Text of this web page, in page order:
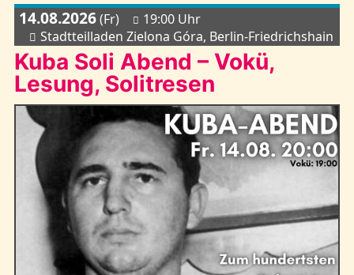
14.08.2026(Fr)
19:00 Uhr
Stadtteilladen Zielona Góra, Berlin-Friedrichshain
Kuba Soli Abend – Vokü,
Lesung, Solitresen